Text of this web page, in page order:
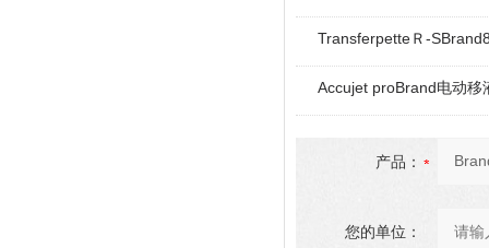
TransferpetteＲ-
Accujet proBrand电动移
产品：
您的单位：